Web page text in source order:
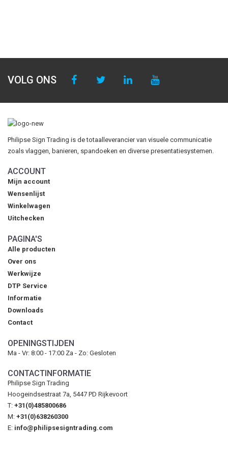
VOLG ONS
Philipse Sign Trading is de totaalleverancier van visuele communicatie
zoals vlaggen, banieren, spandoeken en diverse presentatiesystemen.
ACCOUNT
Mijn account
Wensenlijst
Winkelwagen
Uitchecken
PAGINA'S
Alle producten
Over ons
Werkwijze
DTP Service
Informatie
Downloads
Contact
OPENINGSTIJDEN
Ma - Vr: 8:00 - 17:00 Za - Zo: Gesloten
CONTACTINFORMATIE
Philipse Sign Trading
Hoogeindsestraat 7a, 5447 PD Rijkevoort
T: +31(0)485800686
M: +31(0)638260300
E: info@philipsesigntrading.com